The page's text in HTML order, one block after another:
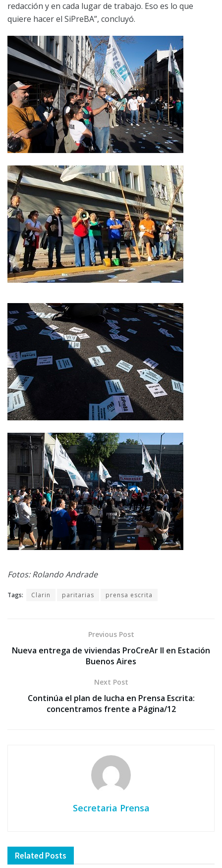
redacción y en cada lugar de trabajo. Eso es lo que
quiere hacer el SiPreBA”, concluyó.
Fotos: Rolando Andrade
Tags: Clarin paritarias prensa escrita
Previous Post
Nueva entrega de viviendas ProCreAr II en Estación
Buenos Aires
Next Post
Continúa el plan de lucha en Prensa Escrita:
concentramos frente a Página/12
Secretaria Prensa
Related Posts